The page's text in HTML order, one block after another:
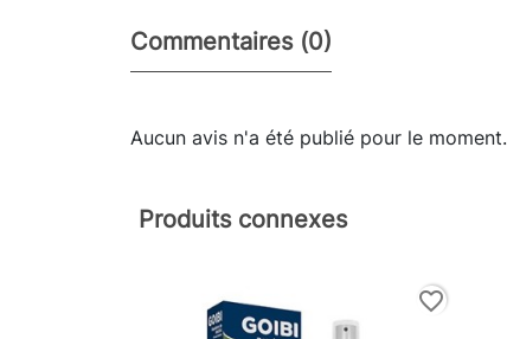
Commentaires (0)
Aucun avis n'a été publié pour le moment.
Produits connexes
favorite_border